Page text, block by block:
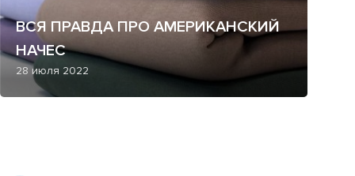
ВСЯ ПРАВДА ПРО АМЕРИКАНСКИЙ
НАЧЕС
28 июля 2022